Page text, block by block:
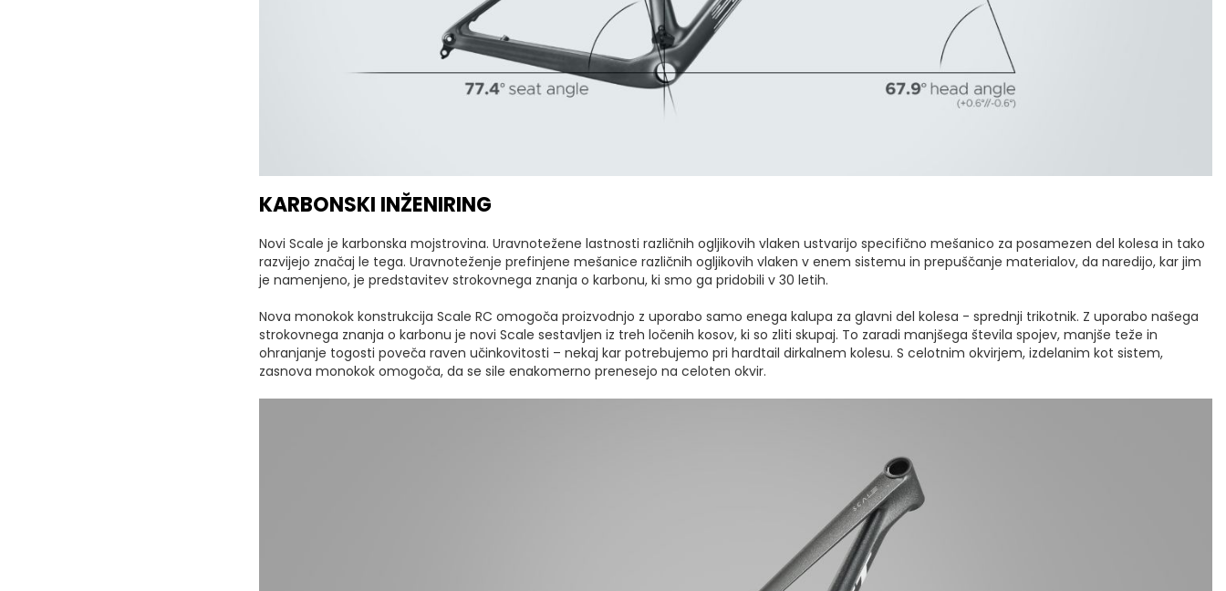
KARBONSKI INŽENIRING
Novi Scale je karbonska mojstrovina. Uravnotežene lastnosti različnih ogljikovih vlaken ustvarijo specifično mešanico za posamezen del kolesa in tako
razvijejo značaj le tega. Uravnoteženje prefinjene mešanice različnih ogljikovih vlaken v enem sistemu in prepuščanje materialov, da naredijo, kar jim
je namenjeno, je predstavitev strokovnega znanja o karbonu, ki smo ga pridobili v 30 letih.
Nova monokok konstrukcija Scale RC omogoča proizvodnjo z uporabo samo enega kalupa za glavni del kolesa - sprednji trikotnik. Z uporabo našega
strokovnega znanja o karbonu je novi Scale sestavljen iz treh ločenih kosov, ki so zliti skupaj. To zaradi manjšega števila spojev, manjše teže in
ohranjanje togosti poveča raven učinkovitosti – nekaj kar potrebujemo pri hardtail dirkalnem kolesu. S celotnim okvirjem, izdelanim kot sistem,
zasnova monokok omogoča, da se sile enakomerno prenesejo na celoten okvir.